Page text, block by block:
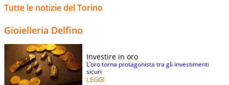
Tutte le notizie del Torino
Gioielleria Delfino
Investire in oro
L’oro torna protagonista tra gli investimenti
sicuri
LEGGI